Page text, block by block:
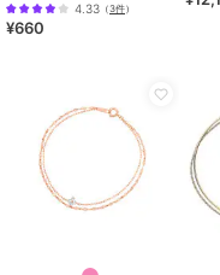
4.33 （3件）
¥660